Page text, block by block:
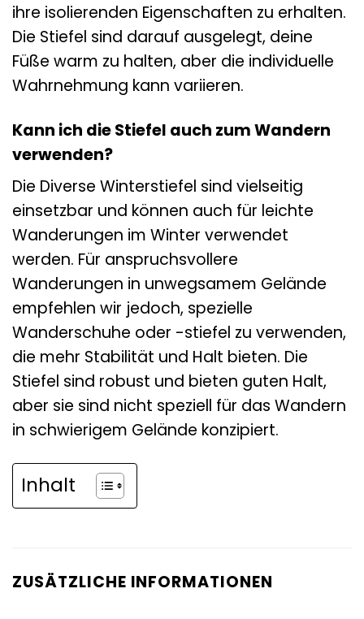
ihre isolierenden Eigenschaften zu erhalten.
Die Stiefel sind darauf ausgelegt, deine
Füße warm zu halten, aber die individuelle
Wahrnehmung kann variieren.
Kann ich die Stiefel auch zum Wandern
verwenden?
Die Diverse Winterstiefel sind vielseitig
einsetzbar und können auch für leichte
Wanderungen im Winter verwendet
werden. Für anspruchsvollere
Wanderungen in unwegsamem Gelände
empfehlen wir jedoch, spezielle
Wanderschuhe oder -stiefel zu verwenden,
die mehr Stabilität und Halt bieten. Die
Stiefel sind robust und bieten guten Halt,
aber sie sind nicht speziell für das Wandern
in schwierigem Gelände konzipiert.
Inhalt
ZUSÄTZLICHE INFORMATIONEN